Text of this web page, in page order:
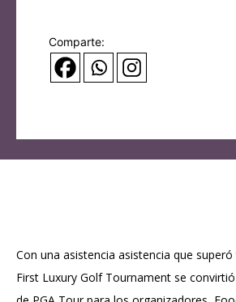
Comparte:
Con una asistencia asistencia que
First Luxury Golf Tournament se